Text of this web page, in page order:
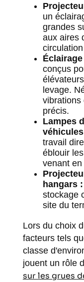
un
grandes
aux aires
conçus
levage.
vibrations
précis.
Lampes
travail
éblouir
venant
hangars :
stockage
site du
Lors du choix
facteurs tels
classe
jouent un rôle
sur les grues